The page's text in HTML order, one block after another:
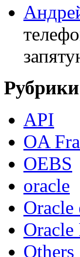
Рубрики
API
OA
OEBS
oracle
Oracle
Oracle
Others